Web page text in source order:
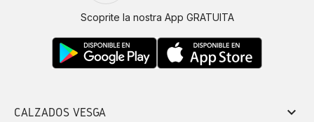
Scoprite la nostra App GRATUITA
CALZADOS VESGA keyboard_arrow_down